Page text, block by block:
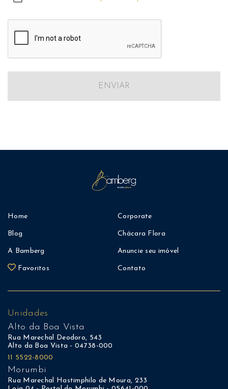
ENVIAR
Home
Blog
A Bamberg
Favoritos
Corporate
Chácara Flora
Anuncie seu imóvel
Contato
Unidades
Alto da Boa Vista
Rua Marechal Deodoro, 543
Alto da Boa Vista - 04738-000
11 5522-8000
Morumbi
Rua Marechal Hastimphilo de Moura, 233